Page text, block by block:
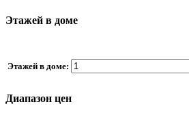
Этажей в доме
Этажей в доме:
Диапазон цен